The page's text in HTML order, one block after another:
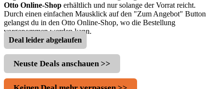
Otto Online-Shop erhältlich und nur solange der Vorrat reicht.
Durch einen einfachen Mausklick auf den "Zum Angebot" Button
gelangst du in den Otto Online-Shop, wo die Bestellung
vorgenommen werden kann.
Deal leider abgelaufen
Neuste Deals anschauen >>